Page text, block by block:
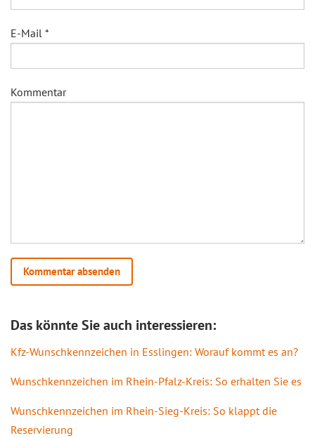
E-Mail *
Kommentar
Das könnte Sie auch interessieren:
Kfz-Wunschkennzeichen in Esslingen: Worauf kommt es an?
Wunschkennzeichen im Rhein-Pfalz-Kreis: So erhalten Sie es
Wunschkennzeichen im Rhein-Sieg-Kreis: So klappt die
Reservierung